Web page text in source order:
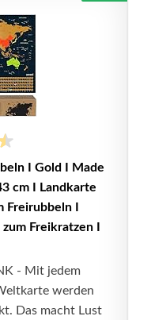
I Gold I Made
cm I Landkarte
I
Freikratzen I
- Mit jedem
werden
Das macht Lust